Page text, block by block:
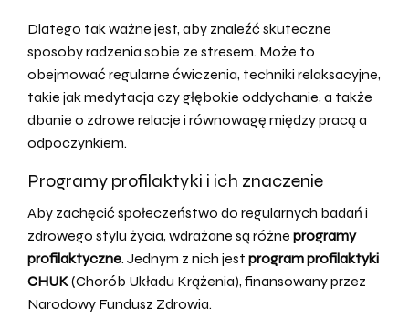
Dlatego tak ważne jest, aby znaleźć skuteczne
sposoby radzenia sobie ze stresem. Może to
obejmować regularne ćwiczenia, techniki relaksacyjne,
takie jak medytacja czy głębokie oddychanie, a także
dbanie o zdrowe relacje i równowagę między pracą a
odpoczynkiem.
Programy profilaktyki i ich znaczenie
Aby zachęcić społeczeństwo do regularnych badań i
zdrowego stylu życia, wdrażane są różne programy
profilaktyczne. Jednym z nich jest program profilaktyki
CHUK(Chorób Układu Krążenia), finansowany przez
Narodowy Fundusz Zdrowia.